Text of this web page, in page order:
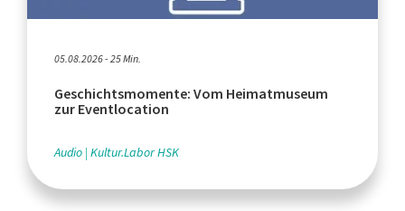
05.08.2026 - 25 Min.
Geschichtsmomente: Vom Heimatmuseum
zur Eventlocation
Audio Kultur.Labor HSK